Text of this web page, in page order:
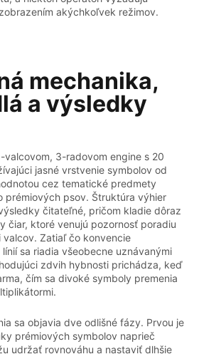
akýchkoľvek režimov.
mechanika,
a výsledky
3-radovom engine s 20
jasné vrstvenie symbolov od
cez tematické predmety
prémiových psov. Štruktúra výhier
čitateľné, pričom kladie dôraz
čiar, ktoré venujú pozornosť poradiu
valcov. Zatiaľ čo konvencie
sa riadia všeobecne uznávanými
zdvih hybnosti prichádza, keď
čím sa divoké symboly premenia
sa objavia dve odlišné fázy. Prvou je
prémiových symbolov naprieč
udržať rovnováhu a nastaviť dlhšie